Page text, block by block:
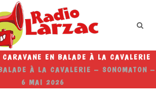
CARAVANE EN BALADE À LA CAVALERIE
À LA CAVALERIE – SONOMATON –
6 MAI 2026